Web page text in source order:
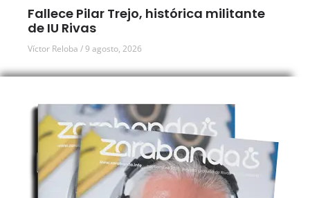
Fallece Pilar Trejo, histórica militante
de IU Rivas
Víctor Reloba 9 agosto, 2026